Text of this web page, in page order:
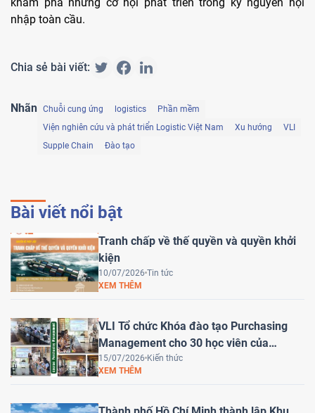
nhập toàn cầu.
Chia sẻ bài viết:
Nhãn Chuỗi cung ứng logistics
Phần mềm
Viện nghiên cứu và phát triển Logistic Việt Nam
Xu hướng
VLI
Supple Chain
Đào tạo
Bài viết nổi bật
Tranh chấp về thế quyền và quyền khởi
kiện
10/07/2026 Tin tức
XEM THÊM
VLI Tổ chức Khóa đào tạo Purchasing
Management cho 30 học viên của
HEINEKEN Việt Nam
15/07/2026 Kiến thức
XEM THÊM